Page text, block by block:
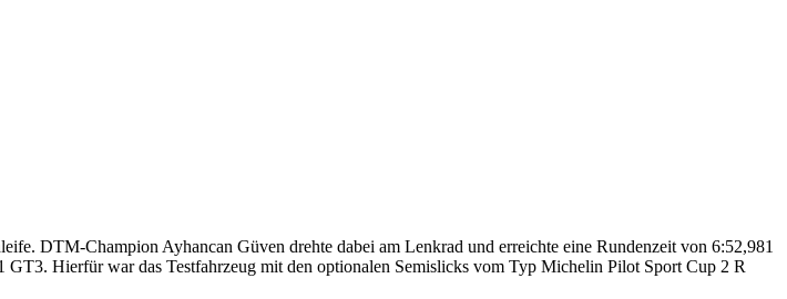
DTM-Champion Ayhancan Güven drehte dabei am Lenkrad und erreichte eine Rundenzeit von 6:52,981
Hierfür war das Testfahrzeug mit den optionalen Semislicks vom Typ Michelin Pilot Sport Cup 2 R